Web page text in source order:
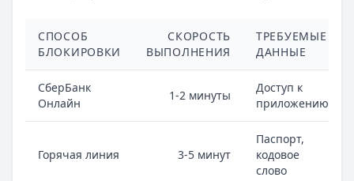
СПОСОБ
БЛОКИРОВКИ
СКОРОСТЬ
ВЫПОЛНЕНИЯ
ТРЕБУЕМЫЕ
ДАННЫЕ
СберБанк
Онлайн
1-2 минуты
Доступ к
приложению
Горячая линия 3-5 минут
Паспорт,
кодовое
слово